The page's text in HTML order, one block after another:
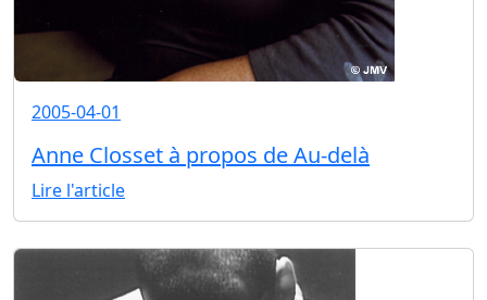
2005-04-01
Anne Closset à propos de Au-delà
Lire l'article